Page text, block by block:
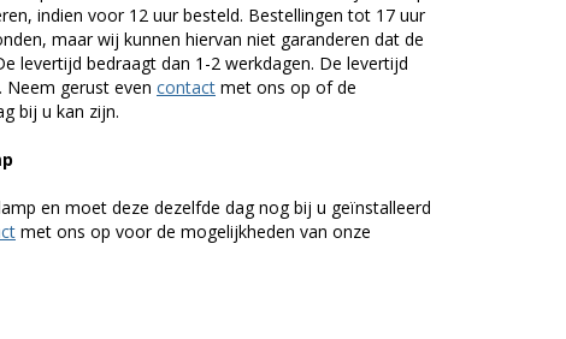
indien voor 12 uur besteld. Bestellingen tot 17 uur
maar wij kunnen hiervan niet garanderen dat de
levertijd bedraagt dan 1-2 werkdagen. De levertijd
Neem gerust even contact met ons op of de
bij u kan zijn.
en moet deze dezelfde dag nog bij u geïnstalleerd
met ons op voor de mogelijkheden van onze